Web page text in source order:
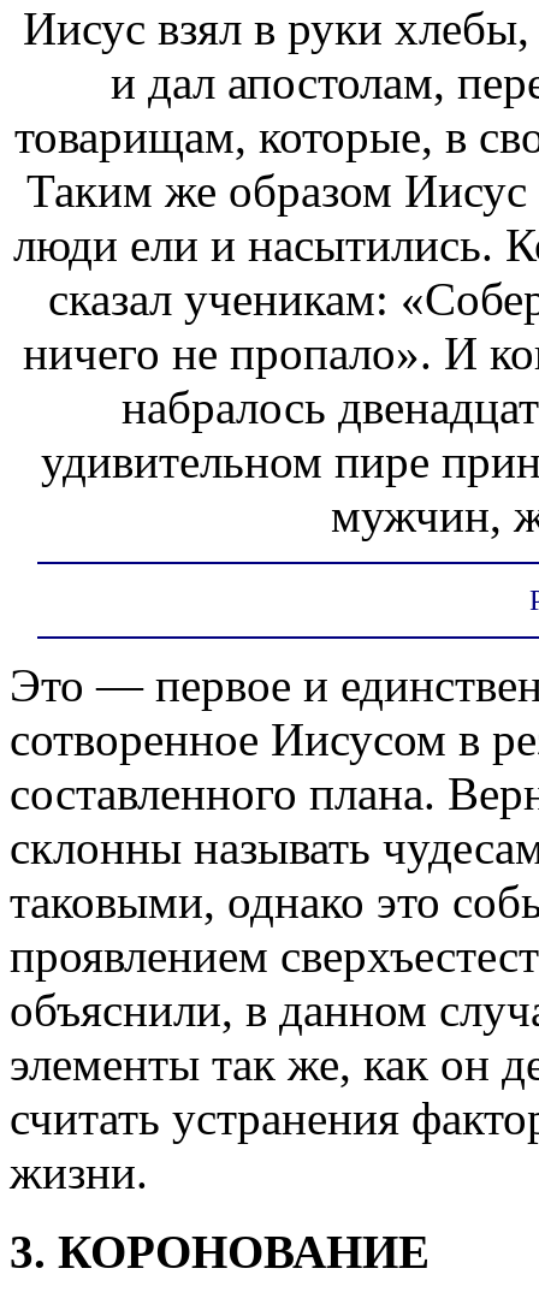
Иисус взял в руки
и дал апостолам,
товарищам, которые, в
Таким же образом
люди ели и насытились.
сказал ученикам:
ничего не пропало». И
набралось
удивительном пире
мужчин,
Это — первое и
сотворенное Иисусом в
составленного плана.
склонны называть
таковыми, однако это
проявлением
объяснили, в данном
элементы так же, как он
считать устранения
жизни.
3. КОРОНОВАНИЕ